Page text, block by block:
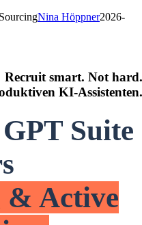
Nina Höppner2026-
Recruit smart. Not hard.
KI-Assistenten.
Suite
& Active